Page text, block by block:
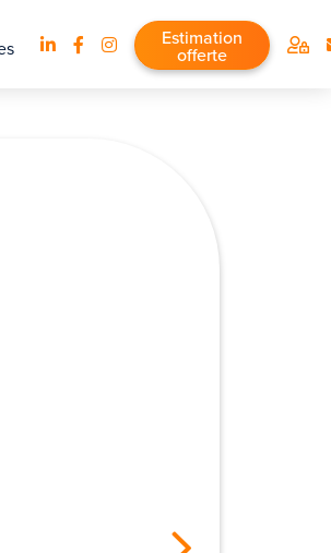
Estimation
offerte